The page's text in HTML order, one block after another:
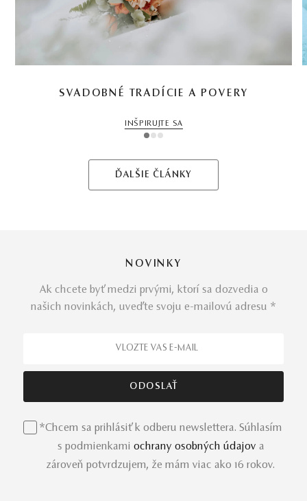
SVADOBNÉ TRADÍCIE A POVERY
INŠPIRUJTE SA
1 2 3
ĎALŠIE ČLÁNKY
NOVINKY
Ak chcete byť medzi prvými, ktorí sa dozvedia o
našich novinkách, uveďte svoju e-mailovú adresu *
*Chcem sa prihlásiť k odberu newslettera. Súhlasím
s podmienkami ochrany osobných údajov a
zároveň potvrdzujem, že mám viac ako 16 rokov.